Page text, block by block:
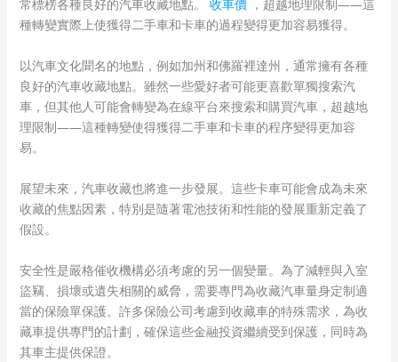
常標榜各種良好的汽車收藏地點。 收車價，超越地理限制——這
種轉變實際上使獲得二手車和卡車的過程變得更加容易獲得。
以汽車文化聞名的地點，例如加州和佛羅裡達州，通常擁有各種
良好的汽車收藏地點。雖然一些愛好者可能更喜歡單獨搜索汽
車，但其他人可能會轉變為在線平台來搜索和購買汽車，超越地
理限制——這種轉變使得獲得二手車和卡車的程序變得更加容
易。
展望未來，汽車收藏也將進一步發展。這些卡車可能會成為未來
收藏的焦點因素，特別是隨著電池技術和性能的發展重新定義了
假設。
安全性是嚴格催收機構必須考慮的另一個變量。為了減輕與入室
盜竊、損壞或遺失相關的威脅，需要專門為收藏汽車量身定制適
當的保險單保護。許多保險公司考慮到收藏車的特殊需求，為收
藏車提供專門的計劃，確保這些金融投資繼續受到保護，同時為
其車主提供保證。